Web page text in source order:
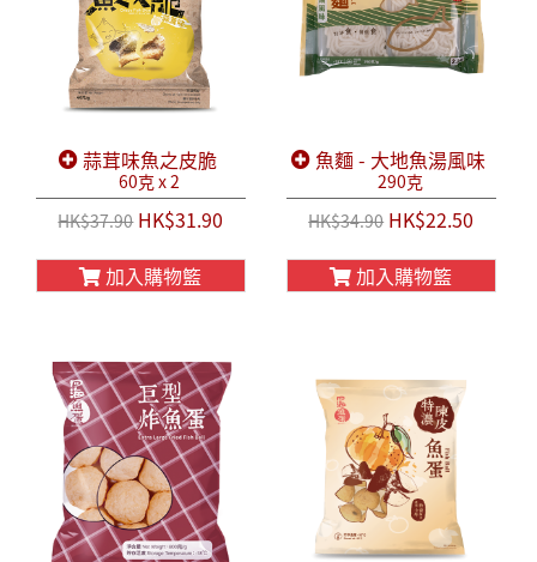
蒜茸味魚之皮脆
60克 x 2
HK$37.90HK$31.90
加入購物籃
魚麵 - 大地魚湯風味
290克
HK$34.90HK$22.50
加入購物籃